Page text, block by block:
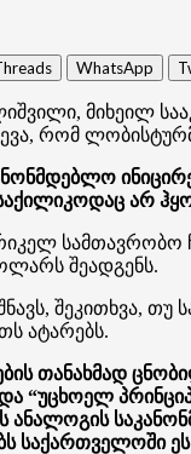
WhatsApp
მიხეილ
რომ
არ
შეადგენს.
შეკითხვა, თუ
ატარებს.
თანახმად
“უცხოელ
ანალოგის
საქართველოში